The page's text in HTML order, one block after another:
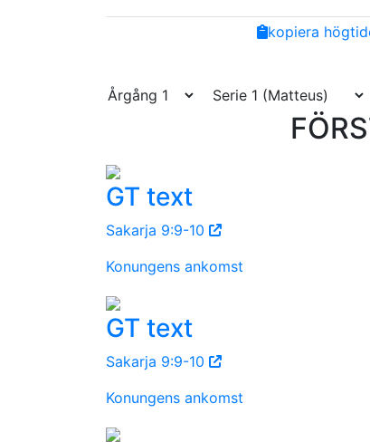
EmailCopy
kopiera
GT text
Sakarja 9:9-10
Konungens ankomst
GT text
Sakarja 9:9-10
Konungens ankomst